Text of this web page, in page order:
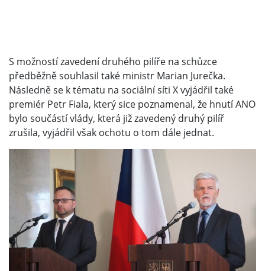
S možností zavedení druhého pilíře na schůzce
předběžně souhlasil také ministr Marian Jurečka.
Následně se k tématu na sociální síti X vyjádřil také
premiér Petr Fiala, který sice poznamenal, že hnutí ANO
bylo součástí vlády, která již zavedený druhý pilíř
zrušila, vyjádřil však ochotu o tom dále jednat.